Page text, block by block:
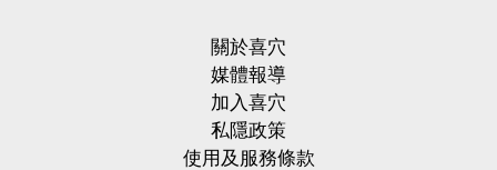
關於喜穴
媒體報導
加入喜穴
私隱政策
使用及服務條款